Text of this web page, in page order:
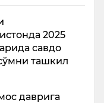
2025
савдо
ташкил
даврига